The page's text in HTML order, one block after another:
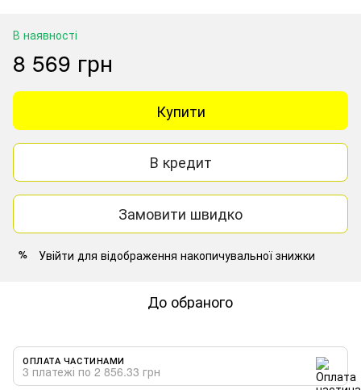
В наявності
8 569 грн
Купити
В кредит
Замовити швидко
% Увійти для відображення накопичувальної знижки
До обраного
ОПЛАТА ЧАСТИНАМИ
3 платежі по 2 856.33 грн